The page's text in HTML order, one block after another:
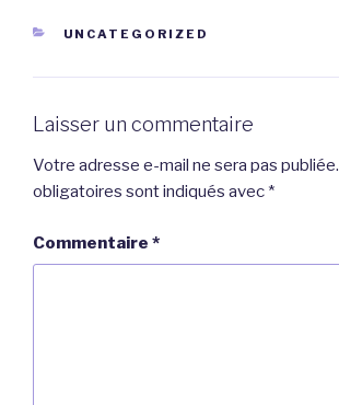
CATÉGORIES
UNCATEGORIZED
Laisser un commentaire
Votre adresse e-mail ne sera pas publiée.
obligatoires sont indiqués avec *
Commentaire *